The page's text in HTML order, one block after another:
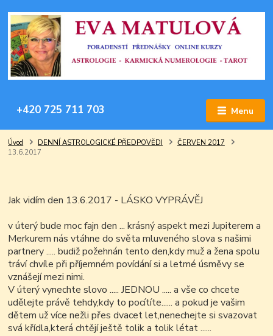
Menu
+420 725 711 703
Úvod DENNÍ ASTROLOGICKÉ PŘEDPOVĚDI
ČERVEN 2017
13.6.2017
Jak vidím den 13.6.2017 - LÁSKO VYPRÁVĚJ
v úterý bude moc fajn den ... krásný aspekt mezi Jupiterem a
Merkurem nás vtáhne do světa mluveného slova s našimi
partnery ..... budiž požehnán tento den,kdy muž a žena spolu
tráví chvíle při příjemném povídání si a letmé úsměvy se
vznášejí mezi nimi.
V úterý vynechte slovo ..... JEDNOU ..... a vše co chcete
udělejte právě tehdy,kdy to pocítíte...... a pokud je vašim
dětem už více nežli přes dvacet let,nenechejte si svazovat
svá křídla,která chtějí ještě tolik a tolik létat ......